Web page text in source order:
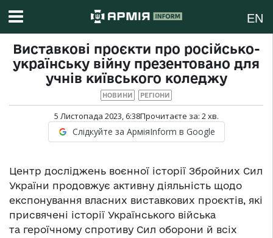
EN
Виставкові проєкти про російсько-
українську війну презентовано для
учнів київського коледжу
НОВИНИ РЕГІОНИ
5 Листопада 2023, 6:38Прочитаєте за: 2хв.
Слідкуйте за АрміяInform в Google
Центр досліджень воєнної історії Збройних Сил
України продовжує активну діяльність щодо
експонування власних виставкових проєктів, які
присвячені історії Українського війська
та героїчному спротиву Сил оборони й всіх